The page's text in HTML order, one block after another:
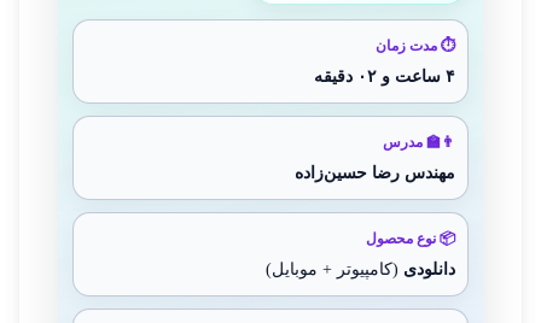
⏱ مدت زمان
۴ ساعت و ۰۲ دقیقه
👨‍🏫 مدرس
مهندس رضا حسین‌زاده
📦 نوع محصول
دانلودی (کامپیوتر + موبایل)